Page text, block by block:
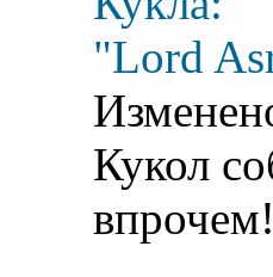
"Lord
Кукол